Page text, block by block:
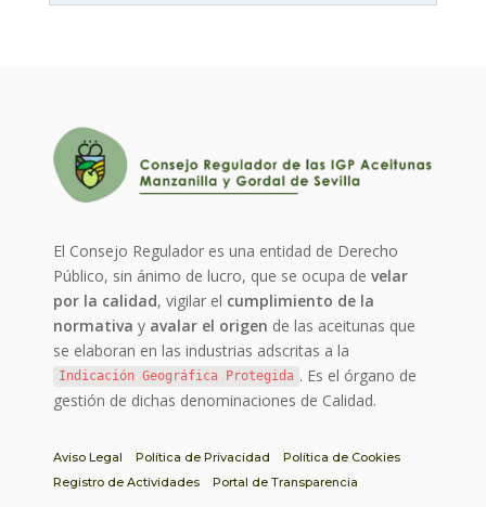
El Consejo Regulador es una entidad de Derecho
Público, sin ánimo de lucro, que se ocupa develar
por la calidad, vigilar el cumplimiento de la
normativa y avalar el origen de las aceitunas que
se elaboran en las industrias adscritas a la
Indicación Geográfica Protegida . Es el órgano de
gestión de dichas denominaciones de Calidad.
Aviso Legal Política de Privacidad
Política de Cookies
Registro de Actividades
Portal de Transparencia